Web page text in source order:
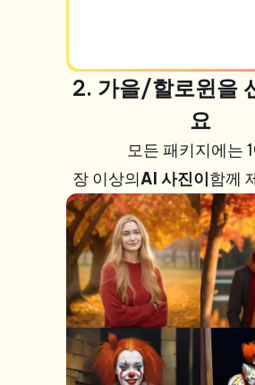
2. 가을/할로윈을
요
모든 패키지에는
장 이상의AI 사진이함께
+99 사진